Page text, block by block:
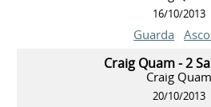
16/10/2013
Guarda
Craig Quam - 2
Craig Quam
20/10/2013